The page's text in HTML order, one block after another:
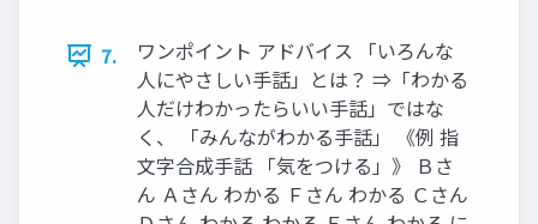
7.
ワンポイント アドバイス 「いろんな
人にやさしい手話」とは？ ⇒「わかる
人だけわかったらいい手話」ではな
く、 「みんながわかる手話」 《例 指
文字合成手話 「気をつける」》 Ｂさ
ん Ａさん わかる Ｆさん わかる Ｃさん